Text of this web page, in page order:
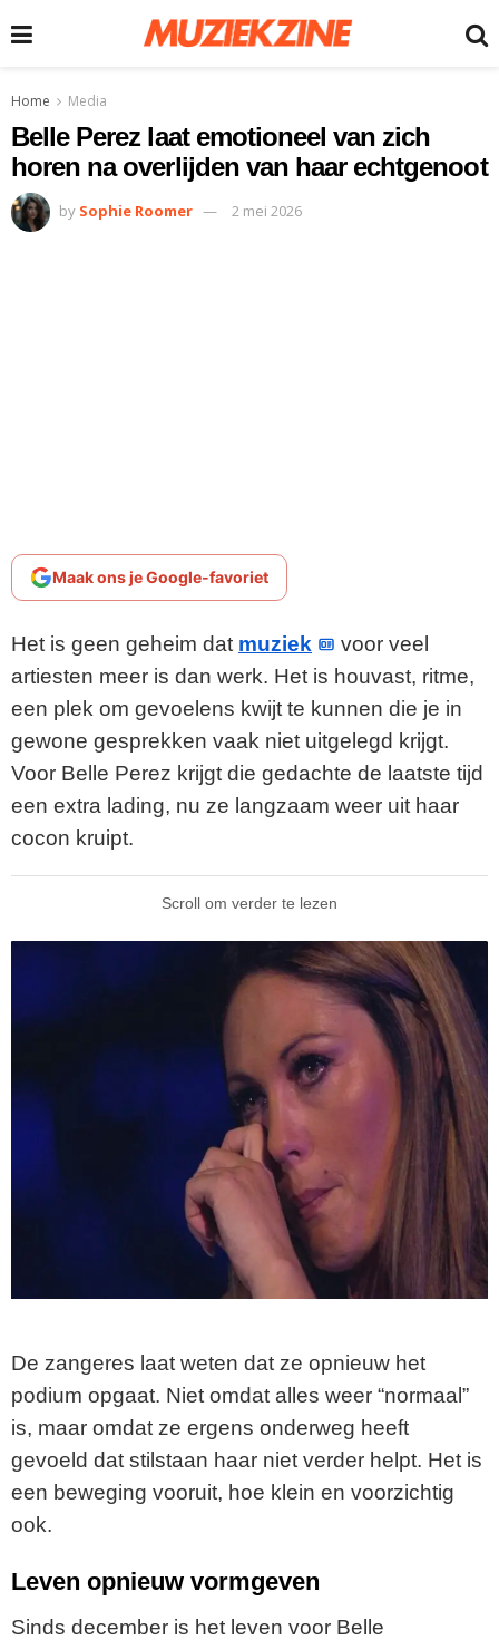
Home Media
Belle Perez laat emotioneel van zich
horen na overlijden van haar echtgenoot
by Sophie Roomer 2 mei 2026
Maak ons je Google-favoriet
Het is geen geheim dat muziek
voor veel
artiesten meer is dan werk. Het is houvast, ritme,
een plek om gevoelens kwijt te kunnen die je in
gewone gesprekken vaak niet uitgelegd krijgt.
Voor Belle Perez krijgt die gedachte de laatste tijd
een extra lading, nu ze langzaam weer uit haar
cocon kruipt.
Scroll om verder te lezen
De zangeres laat weten dat ze opnieuw het
podium opgaat. Niet omdat alles weer “normaal”
is, maar omdat ze ergens onderweg heeft
gevoeld dat stilstaan haar niet verder helpt. Het is
een beweging vooruit, hoe klein en voorzichtig
ook.
Leven opnieuw vormgeven
Sinds december is het leven voor Belle